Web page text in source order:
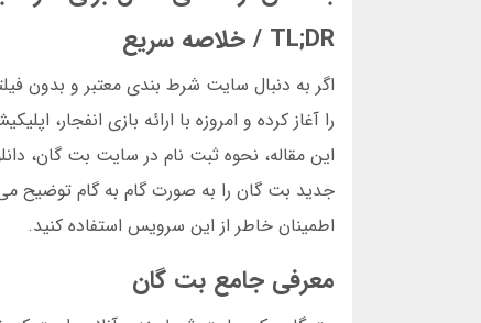
TL;DR / خلاصه سریع
این مقاله، نحوه ثبت نام در سایت بت گان،
جدید بت گان را به صورت گام به گام توضیح می
اطمینان خاطر از این سرویس استفاده کنید.
معرفی جامع بت گان